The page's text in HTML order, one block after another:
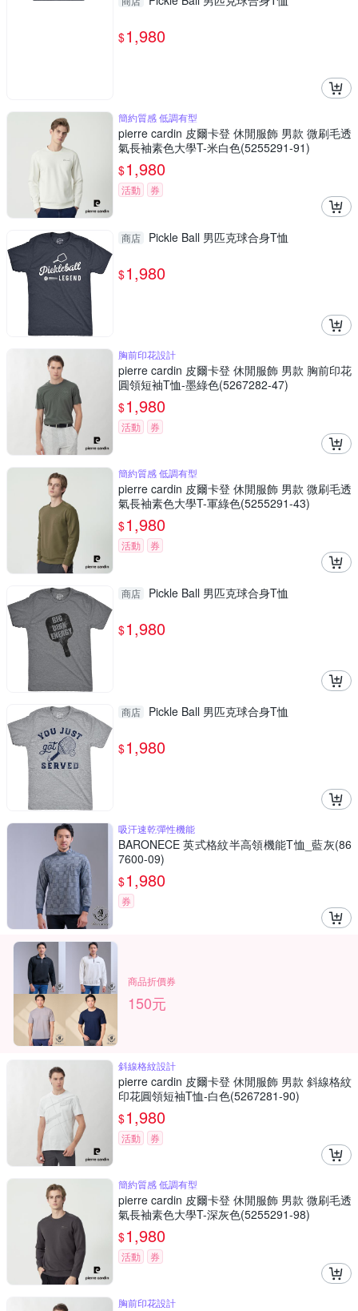
$1,980
簡約質感 低調有型
pierre cardin 皮爾卡登 休閒服飾 男款 微刷毛透
氣長袖素色大學T-米白色(5255291-91)
$1,980
活動 券
商店 Pickle Ball 男匹克球合身T恤
$1,980
胸前印花設計
pierre cardin 皮爾卡登 休閒服飾 男款 胸前印花
圓領短袖T恤-墨綠色(5267282-47)
$1,980
活動 券
簡約質感 低調有型
pierre cardin 皮爾卡登 休閒服飾 男款 微刷毛透
氣長袖素色大學T-軍綠色(5255291-43)
$1,980
活動 券
商店 Pickle Ball 男匹克球合身T恤
$1,980
商店 Pickle Ball 男匹克球合身T恤
$1,980
吸汗速乾彈性機能
BARONECE 英式格紋半高領機能T恤_藍灰(86
7600-09)
$1,980
券
商品折價券
150元
斜線格紋設計
pierre cardin 皮爾卡登 休閒服飾 男款 斜線格紋
印花圓領短袖T恤-白色(5267281-90)
$1,980
活動 券
簡約質感 低調有型
pierre cardin 皮爾卡登 休閒服飾 男款 微刷毛透
氣長袖素色大學T-深灰色(5255291-98)
$1,980
活動 券
胸前印花設計